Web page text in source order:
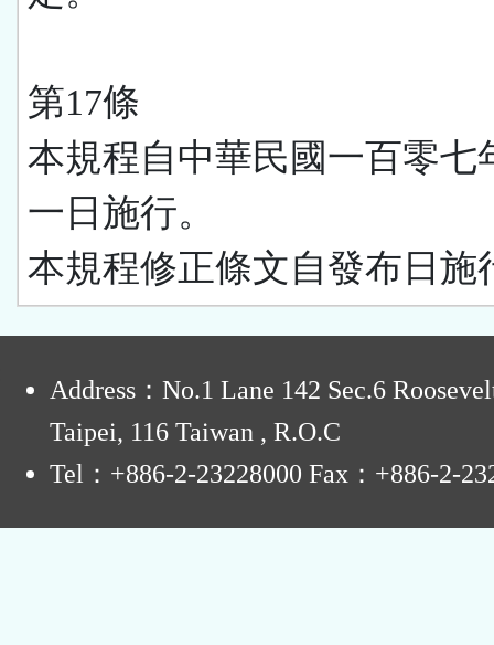
第17條
本規程自中華民國一百零七
一日施行。
本規程修正條文自發布日施
Address：No.1 Lane 142 Sec.6
Taipei, 116 Taiwan , R.O.C
Tel：+886-2-23228000 Fax：+886-2-